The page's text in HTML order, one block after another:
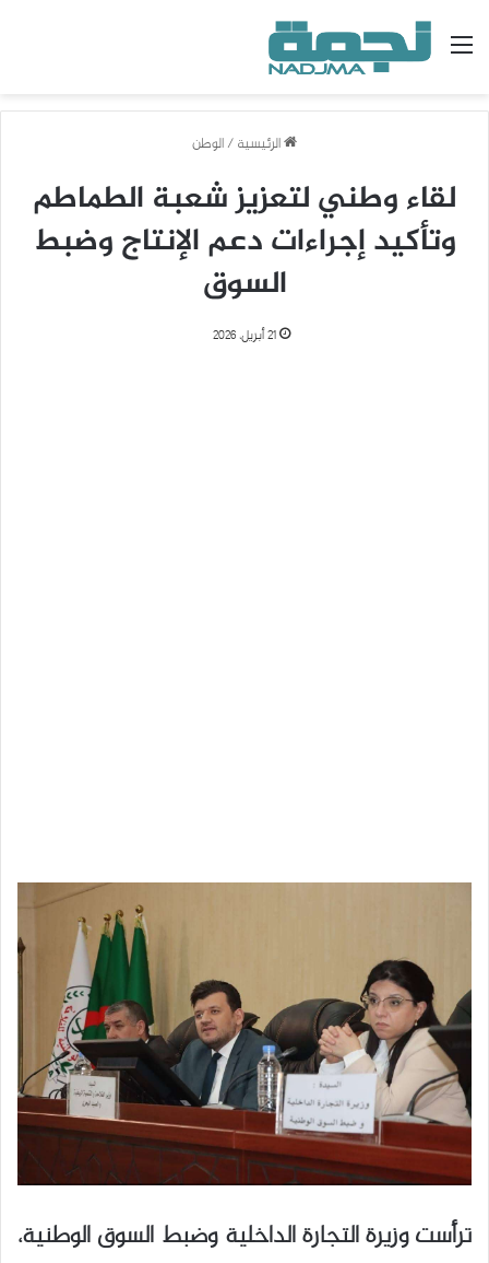
القائمة
الرئيسية/الوطن
لقاء وطني لتعزيز شعبة الطماطم
وتأكيد إجراءات دعم الإنتاج وضبط
السوق
21 أبريل، 2026
ترأست وزيرة التجارة الداخلية وضبط السوق الوطنية،